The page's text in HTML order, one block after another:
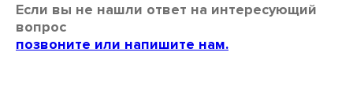
Если вы не нашли ответ на интересующий
вопрос
позвоните или напишите нам.